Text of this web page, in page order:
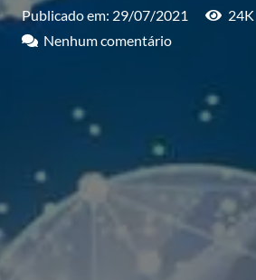
Publicado em: 29/07/2021 24K
Nenhum comentário